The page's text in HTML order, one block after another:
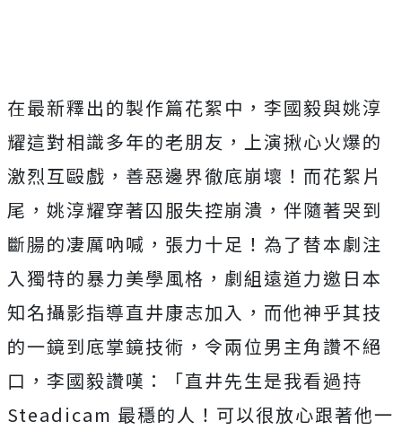
在最新釋出的製作篇花絮中， 李國毅與姚淳
耀這對相識多年的老朋友， 上演揪心火爆的
激烈互毆戲，善惡邊界徹底崩壞！而花絮片
尾， 姚淳耀穿著囚服失控崩潰，伴隨著哭到
斷腸的凄厲吶喊，張力十足！ 為了替本劇注
入獨特的暴力美學風格， 劇組遠道力邀日本
知名攝影指導直井康志加入， 而他神乎其技
的一鏡到底掌鏡技術，令兩位男主角讚不絕
口， 李國毅讚嘆：「直井先生是我看過持
Steadicam 最穩的人！可以很放心跟著他一